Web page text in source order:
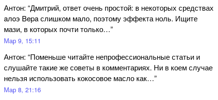
Антон: “Дмитрий, ответ очень простой: в некоторых средствах
aлoэ Bepa слишком мало, поэтому эффекта ноль. Ищите
мази, в которых почти только…”
Мар 9, 15:11
Антон: “Поменьше читайте непрофессиональные статьи и
слушайте такие же советы в комментариях. Ни в коем случае
нельзя использовать кокосовое масло как…”
Мар 8, 21:16